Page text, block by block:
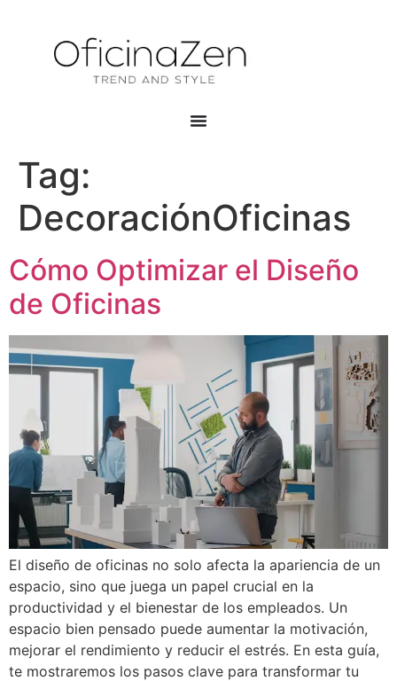
Tag:
DecoraciónOficinas
Cómo Optimizar el Diseño
de Oficinas
El diseño de oficinas no solo afecta la apariencia de un
espacio, sino que juega un papel crucial en la
productividad y el bienestar de los empleados. Un
espacio bien pensado puede aumentar la motivación,
mejorar el rendimiento y reducir el estrés. En esta guía,
te mostraremos los pasos clave para transformar tu